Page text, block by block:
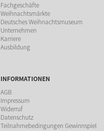
Fachgeschäfte
Weihnachtsmärkte
Deutsches Weihnachtsmuseum
Unternehmen
Karriere
Ausbildung
INFORMATIONEN
AGB
Impressum
Widerruf
Datenschutz
Teilnahmebedingungen Gewinnspiel